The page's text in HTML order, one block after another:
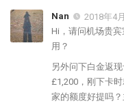
Nan
2018年4
Hi，请问机场贵
用？
另外问下白金返
£1,200，刚下卡
家的额度好提吗？